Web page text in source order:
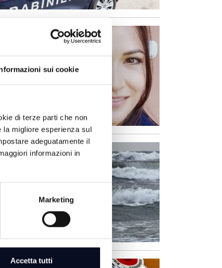
sui cookie
di terze parti che non
la migliore esperienza sul
adeguatamente il
informazioni in
Marketing
Accetta tutti